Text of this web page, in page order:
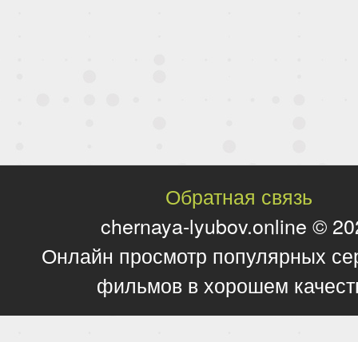
Обратная связь
chernaya-lyubov.online ©
Онлайн просмотр популярных
фильмов в хорошем